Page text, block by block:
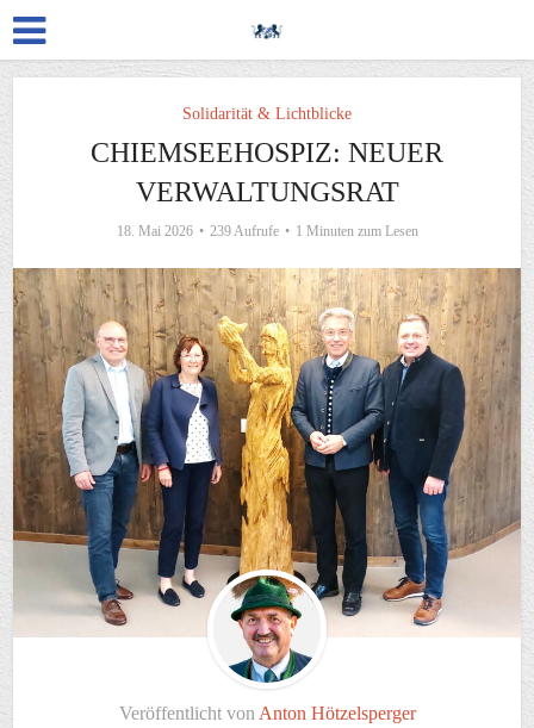
Solidarität & Lichtblicke
CHIEMSEEHOSPIZ: NEUER
VERWALTUNGSRAT
18. Mai 2026 239 Aufrufe 1 Minuten zum Lesen
Veröffentlicht von Anton Hötzelsperger